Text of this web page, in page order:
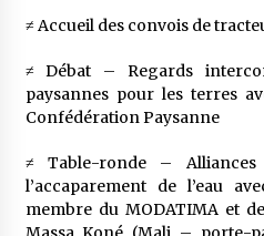
≠ Accueil des convois de
≠ Débat – Regards
paysannes pour les terres
Confédération Paysanne
≠ Table-ronde – Alliances
l’accaparement de l’eau
membre du MODATIMA et